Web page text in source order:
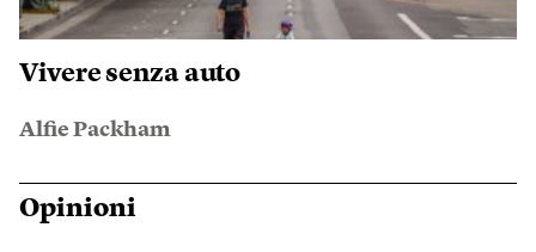
Vivere senza auto
Alfie Packham
Opinioni